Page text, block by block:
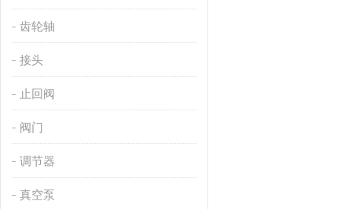
齿轮轴
接头
止回阀
阀门
调节器
真空泵